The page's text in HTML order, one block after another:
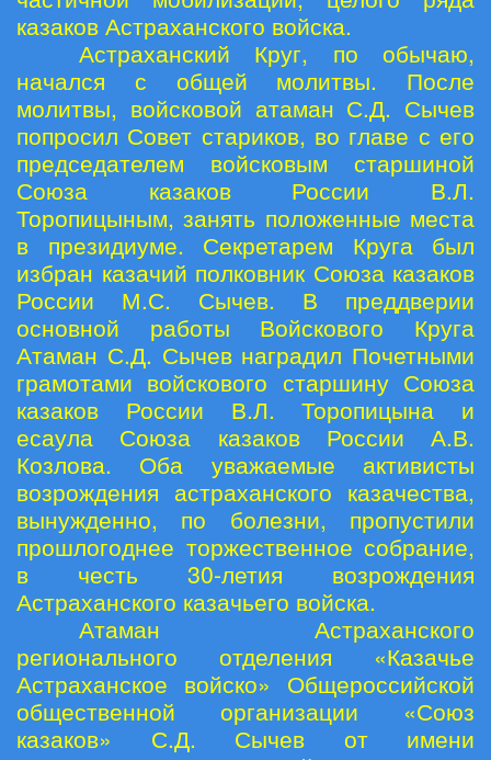
казаков Астраханского войска.
Астраханский Круг, по обычаю,
начался с общей молитвы. После
молитвы, войсковой атаман С.Д. Сычев
попросил Совет стариков, во главе с его
председателем войсковым старшиной
Союза казаков России В.Л.
Торопицыным, занять положенные места
в президиуме. Секретарем Круга был
избран казачий полковник Союза казаков
России М.С. Сычев. В преддверии
основной работы Войскового Круга
Атаман С.Д. Сычев наградил Почетными
грамотами войскового старшину Союза
казаков России В.Л. Торопицына и
есаула Союза казаков России А.В.
Козлова. Оба уважаемые активисты
возрождения астраханского казачества,
вынужденно, по болезни, пропустили
прошлогоднее торжественное собрание,
в честь 30-летия возрождения
Астраханского казачьего войска.
Атаман Астраханского
регионального отделения «Казачье
Астраханское войско» Общероссийской
общественной организации «Союз
казаков» С.Д. Сычев от имени